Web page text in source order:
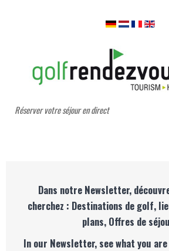
Réserver votre séjour en direct
Dans notre Newsletter,
cherchez : Destinations de golf,
plans, Offres de
In our Newsletter, see what you